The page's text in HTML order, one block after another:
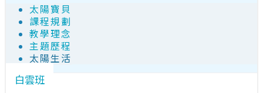
太陽寶貝
課程規劃
教學理念
主題歷程
太陽生活
白雲班